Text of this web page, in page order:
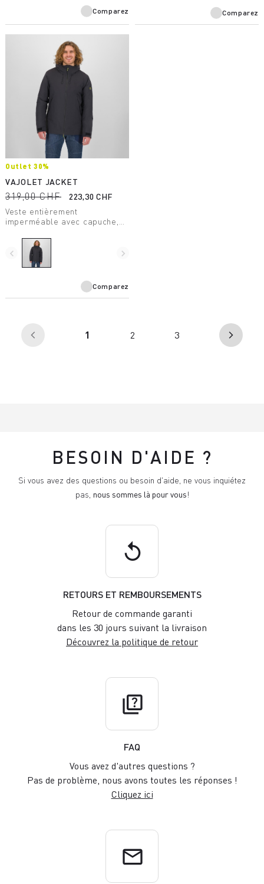
Comparez Comparez
Outlet 30%
VAJOLET JACKET
319,00 CHF
223,30 CHF
Veste entièrement
imperméable avec capuche,
conçue pour allier technicité
et loisirs. En tissu 100%
recyclé sans ajout intentionnel
navigate_before navigate_next
Comparez
arrow_back_ios 1 2 3 arrow_forward_ios
BESOIN D'AIDE ?
Si vous avez des questions ou besoin d'aide, ne vous inquiétez
pas, nous sommes là pour vous!
replay
RETOURS ET REMBOURSEMENTS
Retour de commande garanti
dans les 30 jours suivant la livraison
Découvrez la politique de retour
quiz
FAQ
Vous avez d'autres questions ?
Pas de problème, nous avons toutes les réponses !
Cliquez ici
email